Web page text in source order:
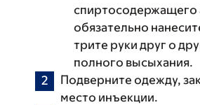
спиртосодержащего
обязательно
трите руки друг о
полного высыхания.
Подверните одежду,
место инъекции.